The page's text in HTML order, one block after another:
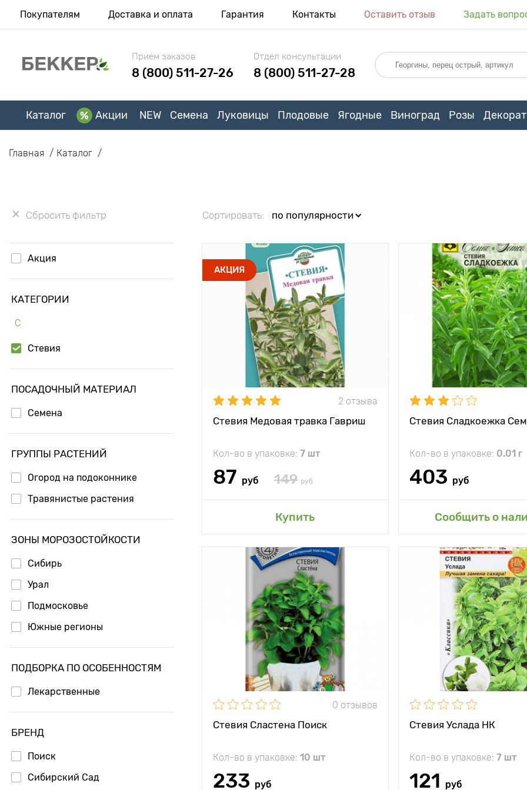
Покупателям Доставка и оплата Гарантия Контакты Оставить отзыв Задать
Прием заказов
8 (800) 511-27-26
Отдел консультации
8 (800) 511-27-28
Каталог Акции NEW Семена Луковицы Плодовые Ягодные Виноград Розы
Главная Каталог
Сбросить фильтр
Акция
КАТЕГОРИИ
С
Стевия
ПОСАДОЧНЫЙ МАТЕРИАЛ
Семена
ГРУППЫ РАСТЕНИЙ
Огород на подоконнике
Травянистые растения
ЗОНЫ МОРОЗОСТОЙКОСТИ
Сибирь
Урал
Подмосковье
Южные регионы
ПОДБОРКА ПО ОСОБЕННОСТЯМ
Лекарственные
БРЕНД
Поиск
Сибирский Сад
Сортировать: по популярности
АКЦИЯ
2 отзыва
Стевия Медовая травка Гавриш
Кол-во в упаковке: 7 шт
87 руб 149 руб
Купить
Высота растения 30 - 40 см
Растояние между
растениями
1 - 3 растения на
Местоположение солнечное место
Особенности
В 300 раз слаще
Добавить в мой сад
Стевия Сладкоежка
Кол-во в упаковке: 0.01 г
403 руб
Сообщить о
Высота растения
Растояние между
растениями
1 - 3
Местоположение
яркий
Период созревания
от
Особенности
Добавить в мой
0 отзывов
Стевия Сластена Поиск
Кол-во в упаковке: 10 шт
233 руб
Стевия Услада НК
Кол-во в упаковке: 7 шт
121 руб